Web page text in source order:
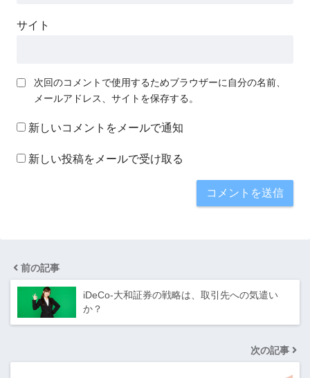
サイト
次回のコメントで使用するためブラウザーに自分の名前、
メールアドレス、サイトを保存する。
新しいコメントをメールで通知
新しい投稿をメールで受け取る
前の記事
iDeCo-大和証券の戦略は、取引先への気遣い
か？
次の記事